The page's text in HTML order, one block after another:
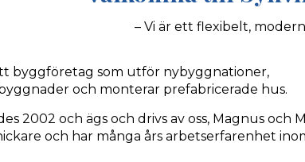
– Vi är ett flexibelt,
byggföretag som utför nybyggnationer,
och monterar prefabricerade hus.
2002 och ägs och drivs av oss, Magnus och
och har många års arbetserfarenhet